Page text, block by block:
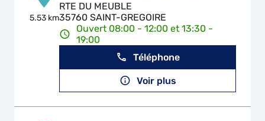
5.53 km
RTE DU MEUBLE
35760 SAINT-GREGOIRE
Ouvert 08:00 - 12:00 et 13:30 -
19:00
Téléphone
Voir plus